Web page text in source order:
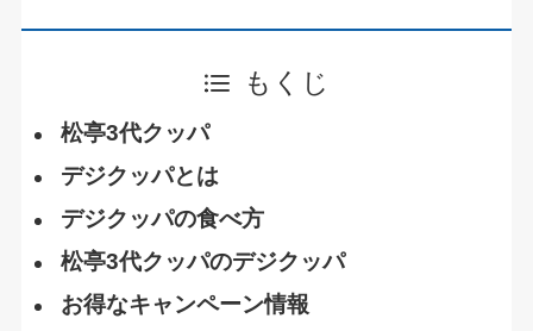
もくじ
松亭3代クッパ
デジクッパとは
デジクッパの食べ方
松亭3代クッパのデジクッパ
お得なキャンペーン情報